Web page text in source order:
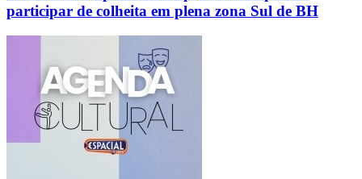
participar de colheita em plena zona Sul de BH